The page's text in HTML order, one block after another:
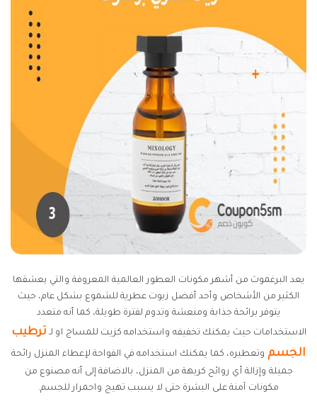
يعد البرغموث من أشهر مكونات العطور العالمية المعروفة والتي يعشقها
الكثير من الأشخاص وأحد أفضل زيوت عطرية للشموع بشكل عام، حيث
يتوفر برائحة جذابة ومنعشة وتدوم لفترة طويلة، كما أنه متعدد
الاستخدامات حيث يمكنك تخفيفه واستخدامه كزيت للمساج او لـ ترطيب
الجسم وتعطيره، كما يمكنك استخدامه في الفواحة لإعطاء المنزل رائحة
جميلة وإزالة أي روائح كريهة من المنزل، بالاضافة إلى أنه مصنوع من
مكونات آمنة على البشرة حتى لا يسبب تهيج واحمرار للجسم.